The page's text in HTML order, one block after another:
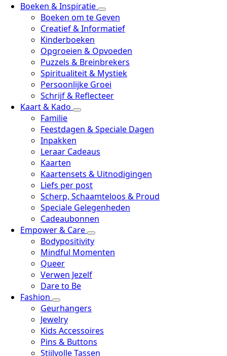
Boeken & Inspiratie
Boeken om te Geven
Creatief & Informatief
Kinderboeken
Opgroeien & Opvoeden
Puzzels & Breinbrekers
Spiritualiteit & Mystiek
Persoonlijke Groei
Schrijf & Reflecteer
Kaart & Kado
Familie
Feestdagen & Speciale Dagen
Inpakken
Leraar Cadeaus
Kaarten
Kaartensets & Uitnodigingen
Liefs per post
Scherp, Schaamteloos & Proud
Speciale Gelegenheden
Cadeaubonnen
Empower & Care
Bodypositivity
Mindful Momenten
Queer
Verwen Jezelf
Dare to Be
Fashion
Geurhangers
Jewelry
Kids Accessoires
Pins & Buttons
Stijlvolle Tassen